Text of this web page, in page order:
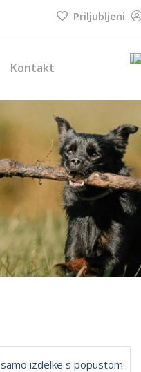
Priljubljeni
Kontakt
izdelke s popustom